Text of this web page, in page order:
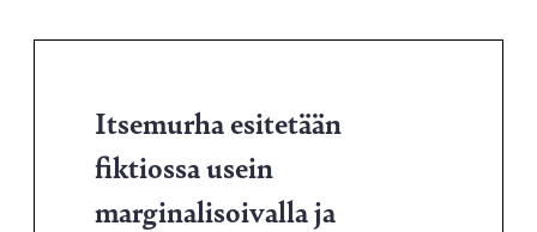
Itsemurha esitetään
fiktiossa usein
marginalisoivalla ja